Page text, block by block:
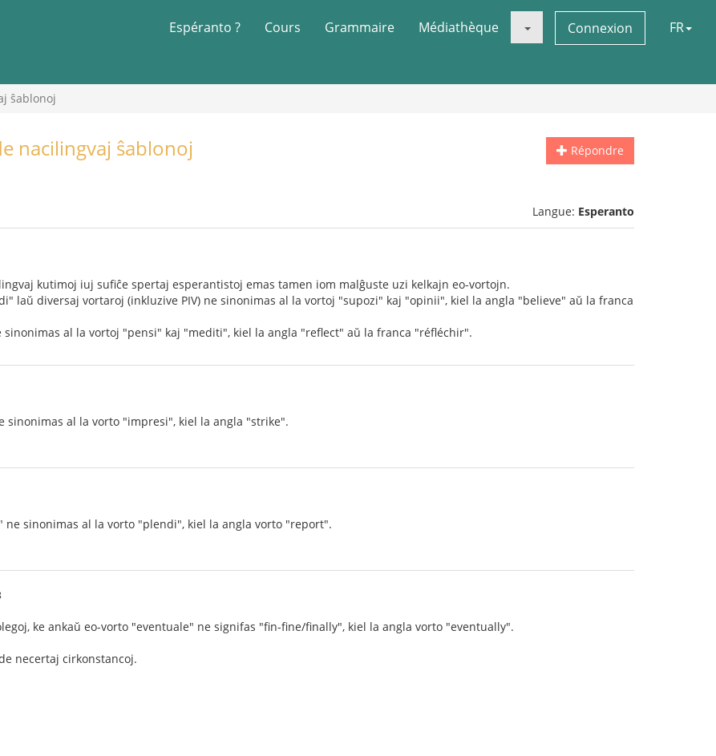
Espéranto ? Cours Grammaire Médiathèque Connexion FR
ŝablonoj
Répondre
nacilingvaj ŝablonoj
Langue: Esperanto
kutimoj iuj sufiĉe spertaj esperantistoj emas tamen iom malĝuste uzi kelkajn eo-vortojn.
laŭ diversaj vortaroj (inkluzive PIV) ne sinonimas al la vortoj "supozi" kaj "opinii", kiel la angla "believe" aŭ la franca
sinonimas al la vortoj "pensi" kaj "mediti", kiel la angla "reflect" aŭ la franca "réfléchir".
sinonimas al la vorto "impresi", kiel la angla "strike".
ne sinonimas al la vorto "plendi", kiel la angla vorto "report".
ke ankaŭ eo-vorto "eventuale" ne signifas "fin-fine/finally", kiel la angla vorto "eventually".
necertaj cirkonstancoj.